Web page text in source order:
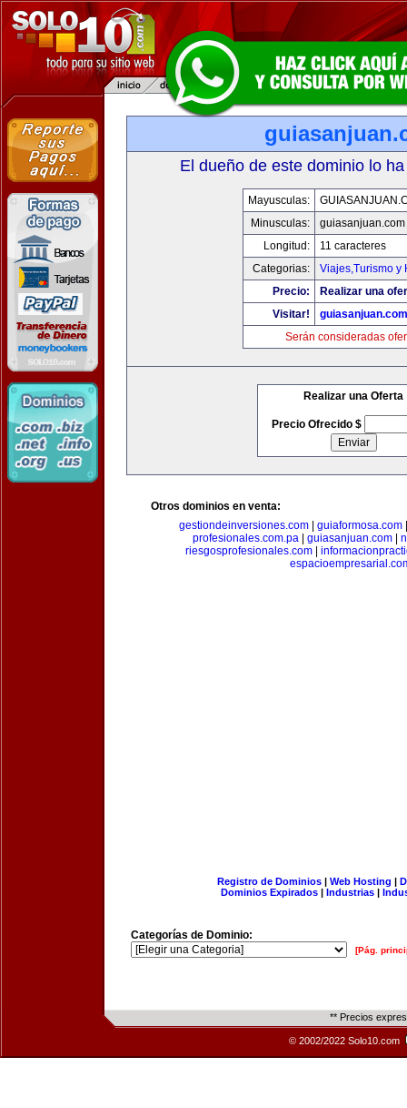
El dueño de este dominio lo
Mayusculas:
Minusculas:
guiasanjuan.com
Longitud:
11 caracteres
Categorias:
Viajes,Turismo y
Precio:
Realizar una
Visitar!
guiasanjuan.com
Serán consideradas
Realizar una Oferta
Precio Ofrecido $
Otros dominios en venta:
gestiondeinversiones.com| guiaformosa.com
profesionales.com.pa
guiasanjuan.com
riesgosprofesionales.com
Registro de Dominios| Web Hosting |
Dominios Expirados | Industrias |
Categorías de Dominio:
[Pág.
** Precios
© 2002/2022 Solo10.com